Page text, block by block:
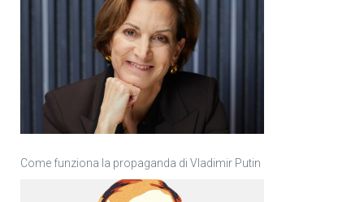
Come funziona la propaganda di Vladimir Putin